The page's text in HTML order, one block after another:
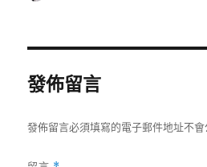
發佈留言
發佈留言必須填寫的電子郵件地址不會